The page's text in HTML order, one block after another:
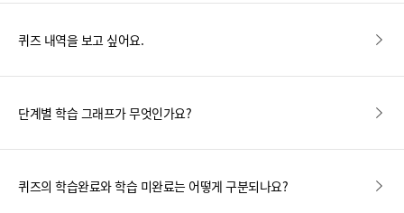
퀴즈 내역을 보고 싶어요.
단계별 학습 그래프가 무엇인가요?
퀴즈의 학습완료와 학습 미완료는 어떻게 구분되나요?